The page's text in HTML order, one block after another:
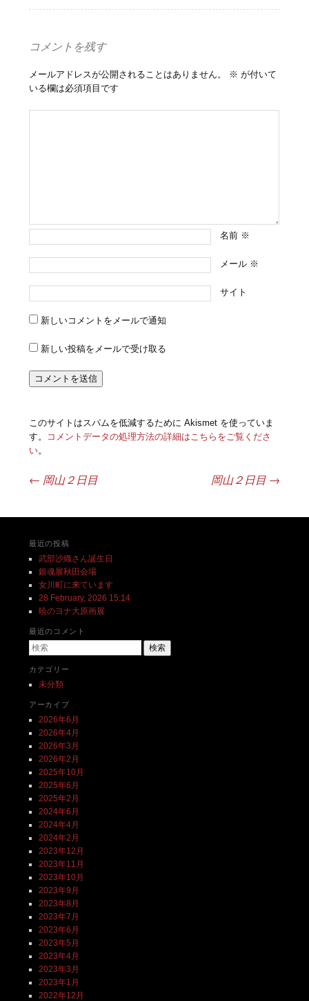
コメントを残す
メールアドレスが公開されることはありません。 ※ が付いて
いる欄は必須項目です
名前 ※
メール ※
サイト
新しいコメントをメールで通知
新しい投稿をメールで受け取る
このサイトはスパムを低減するために Akismet を使っていま
す。
コメントデータの処理方法の詳細はこちらをご覧くださ
い。
投稿ナビゲーション
← 岡山２日目 岡山２日目 →
最近の投稿
武部沙織さん誕生日
銀魂展秋田会場
女川町に来ています
28 February, 2026 15:14
暁のヨナ大原画展
最近のコメント
検索
カテゴリー
未分類
アーカイブ
2026年6月
2026年4月
2026年3月
2026年2月
2025年10月
2025年6月
2025年2月
2024年6月
2024年4月
2024年2月
2023年12月
2023年11月
2023年10月
2023年9月
2023年8月
2023年7月
2023年6月
2023年5月
2023年4月
2023年3月
2023年1月
2022年12月